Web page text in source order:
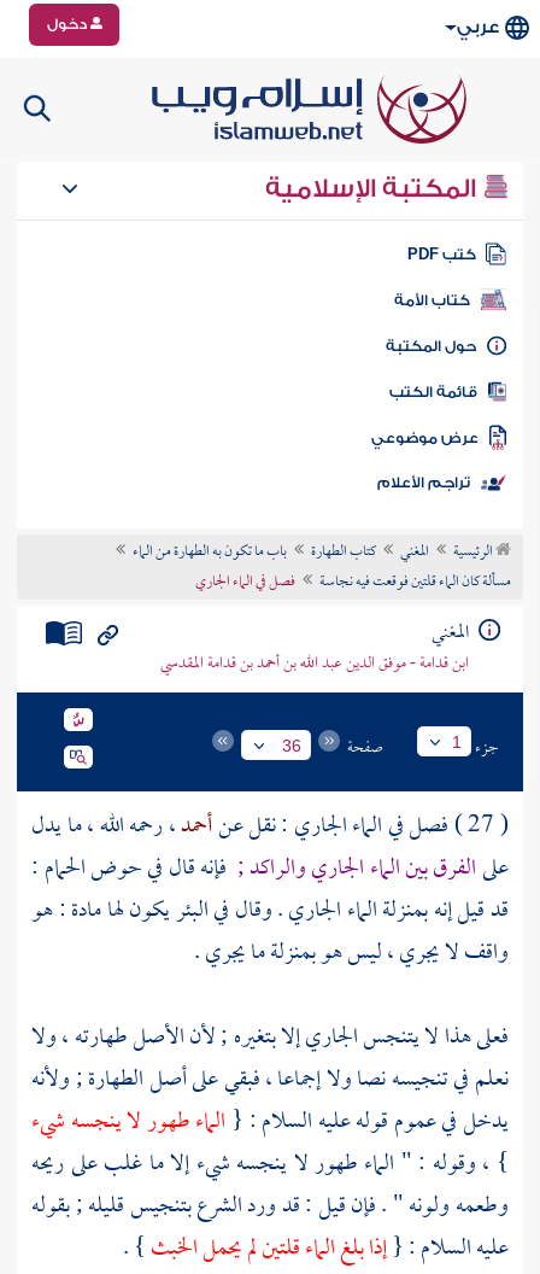
عربي دخول
المكتبة الإسلامية
كتب PDF
كتاب الأمة
المكتبة
الكتب
موضوعي
تراجم الأعلام
الرئيسية المغني كتاب الطهارة
باب ما تكون به الطهارة من الماء
مسألة كان الماء قلتين فوقعت فيه نجاسة
فصل في الماء الجاري
المغني
ابن قدامة - موفق الدين عبد الله بن أحمد بن قدامة المقدسي
جزء 1 صفحة 36
( 27 ) فصل في الماء الجاري : نقل عن أحمد، رحمه الله ، ما يدل
علىالفرق بين الماء الجاري والراكد ; فإنه قال في حوض الحمام :
قد قيل إنه بمنزلة الماء الجاري . وقال في البئر يكون لها مادة : هو
واقف لا يجري ، ليس هو بمنزلة ما يجري .
فعلى هذا لا يتنجس الجاري إلا بتغيره ; لأن الأصل طهارته ، ولا
نعلم في تنجيسه نصا ولا إجماعا ، فبقي على أصل الطهارة ; ولأنه
يدخل في عموم قوله عليه السلام : { الماء طهور لا ينجسه شيء
} ، وقوله : " الماء طهور لا ينجسه شيء إلا ما غلب على ريحه
وطعمه ولونه " . فإن قيل : قد ورد الشرع بتنجيس قليله ; بقوله
عليه السلام : {إذا بلغ الماء قلتين لم يحمل الخبث} .